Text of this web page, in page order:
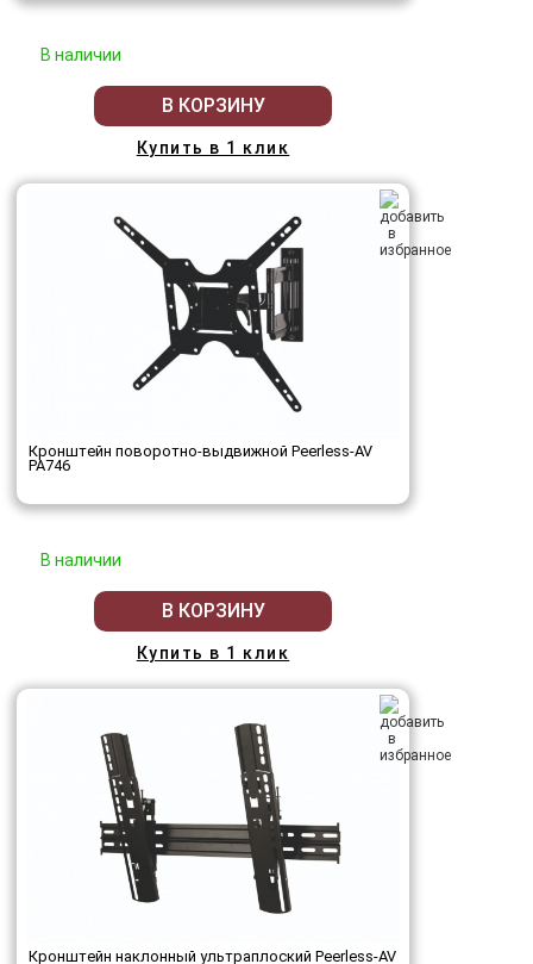
В наличии
В КОРЗИНУ
Купить в 1 клик
Кронштейн поворотно-выдвижной Peerless-AV
PA746
В наличии
В КОРЗИНУ
Купить в 1 клик
Кронштейн наклонный ультраплоский Peerless-AV